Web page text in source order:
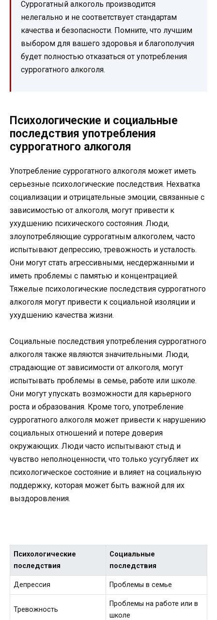
Суррогатный алкоголь производится
нелегально и не соответствует стандартам
качества и безопасности. Помните, что лучшим
выбором для вашего здоровья и благополучия
будет полностью отказаться от употребления
суррогатного алкоголя.
Психологические и социальные
последствия употребления
суррогатного алкоголя
Употребление суррогатного алкоголя может иметь
серьезные психологические последствия. Нехватка
социализации и отрицательные эмоции, связанные с
зависимостью от алкоголя, могут привести к
ухудшению психического состояния. Люди,
злоупотребляющие суррогатным алкоголем, часто
испытывают депрессию, тревожность и усталость.
Они могут стать агрессивными, несдержанными и
иметь проблемы с памятью и концентрацией.
Тяжелые психологические последствия суррогатного
алкоголя могут привести к социальной изоляции и
ухудшению качества жизни.
Социальные последствия употребления суррогатного
алкоголя также являются значительными. Люди,
страдающие от зависимости от алкоголя, могут
испытывать проблемы в семье, работе или школе.
Они могут упускать возможности для карьерного
роста и образования. Кроме того, употребление
суррогатного алкоголя может привести к нарушению
социальных отношений и потере доверия
окружающих. Люди часто испытывают стыд и
чувство неполноценности, что только усугубляет их
психологическое состояние и влияет на социальную
поддержку, которая может быть важной для их
выздоровления.
Психологические
последствия
Социальные
последствия
Депрессия Проблемы в семье
Тревожность
Проблемы на работе или в
школе